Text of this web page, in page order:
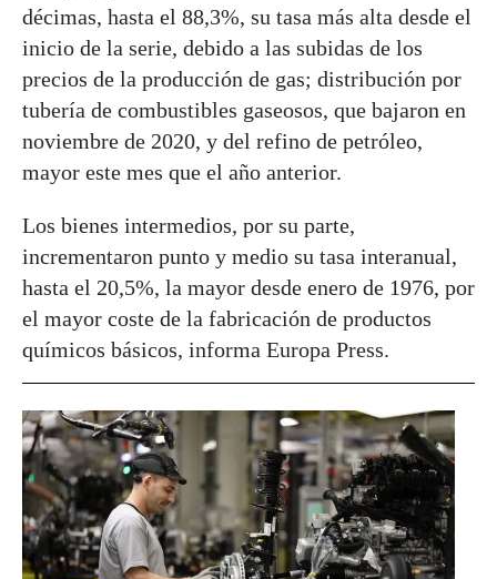
décimas, hasta el 88,3%, su tasa más alta desde el
inicio de la serie, debido a las subidas de los
precios de la producción de gas; distribución por
tubería de combustibles gaseosos, que bajaron en
noviembre de 2020, y del refino de petróleo,
mayor este mes que el año anterior.
Los bienes intermedios, por su parte,
incrementaron punto y medio su tasa interanual,
hasta el 20,5%, la mayor desde enero de 1976, por
el mayor coste de la fabricación de productos
químicos básicos, informa Europa Press.